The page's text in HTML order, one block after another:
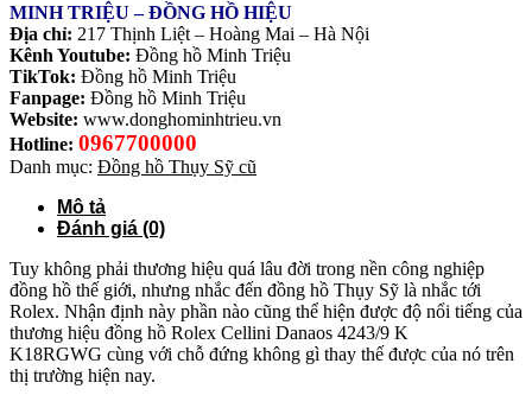
MINH TRIỆU – ĐỒNG HỒ HIỆU
Địa chỉ: 217 Thịnh Liệt – Hoàng Mai – Hà Nội
Kênh Youtube: Đồng hồ Minh Triệu
TikTok: Đồng hồ Minh Triệu
Fanpage: Đồng hồ Minh Triệu
Website: www.donghominhtrieu.vn
Hotline: 0967700000
Danh mục: Đồng hồ Thụy Sỹ cũ
Mô tả
Đánh giá (0)
Tuy không phải thương hiệu quá lâu đời trong nền công nghiệp
đồng hồ thế giới, nhưng nhắc đến đồng hồ Thụy Sỹ là nhắc tới
Rolex. Nhận định này phần nào cũng thể hiện được độ nổi tiếng của
thương hiệu đồng hồ Rolex Cellini Danaos 4243/9 K
K18RGWG cùng với chỗ đứng không gì thay thế được của nó trên
thị trường hiện nay.